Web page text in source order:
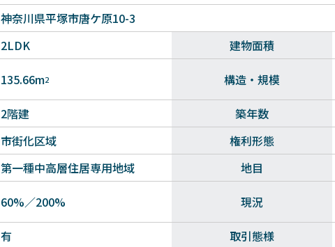
神奈川県平塚市唐ケ原10-3
2LDK 建物面積
135.66m2 構造・規模
2階建 築年数
市街化区域 権利形態
第一種中高層住居専用地域 地目
60%／200% 現況
有 取引態様